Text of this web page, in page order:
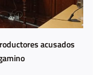
acusados